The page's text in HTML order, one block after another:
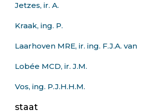
Jetzes, ir. A.
Kraak, ing. P.
Laarhoven MRE, ir. ing. F.J.A. van
Lobée MCD, ir. J.M.
Vos, ing. P.J.H.H.M.
staat